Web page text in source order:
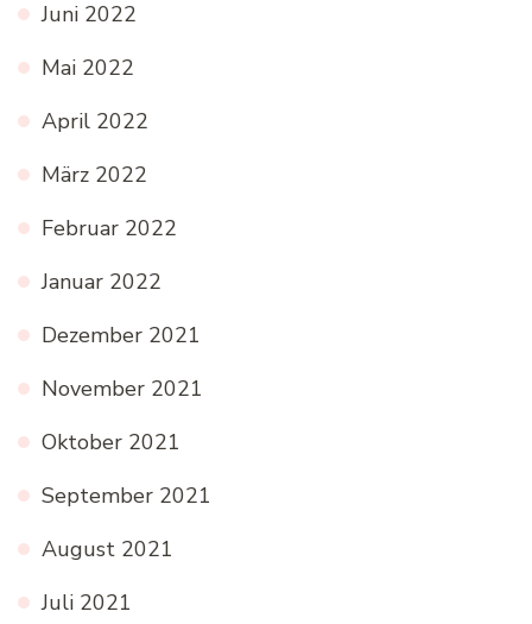
Juni 2022
Mai 2022
April 2022
März 2022
Februar 2022
Januar 2022
Dezember 2021
November 2021
Oktober 2021
September 2021
August 2021
Juli 2021